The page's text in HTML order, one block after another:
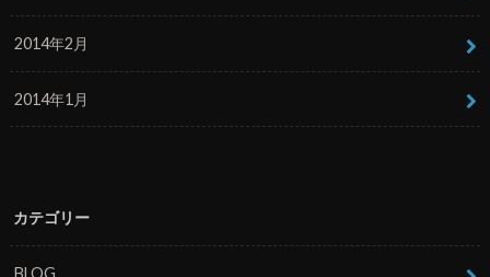
2014年2月
2014年1月
カテゴリー